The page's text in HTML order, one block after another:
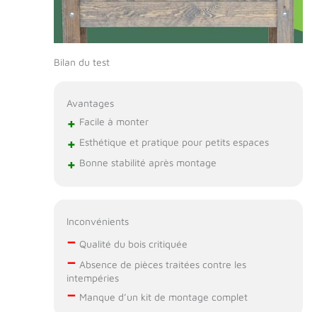
L'assemblage est
très simple à l'aide
châssis de couche,
également un film
et protéger
durablement et de
contre les
Bilan du test
Avantages
+ Facile à monter
+ Esthétique et pratique pour petits espaces
+ Bonne stabilité après montage
Inconvénients
– Qualité du bois critiquée
– Absence de pièces traitées contre les
intempéries
– Manque d’un kit de montage complet